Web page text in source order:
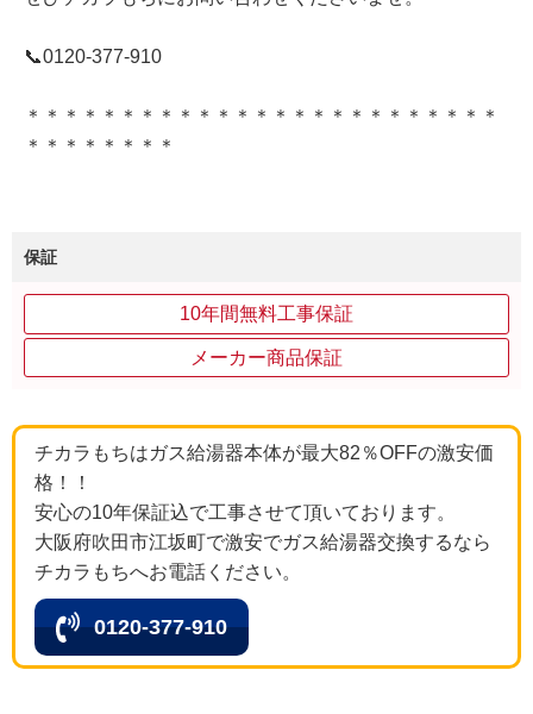
📞0120‐377‐910
＊＊＊＊＊＊＊＊＊＊＊＊＊＊＊＊＊＊＊＊＊＊＊＊＊
＊＊＊＊＊＊＊＊
保証
10年間無料工事保証
メーカー商品保証
チカラもちはガス給湯器本体が最大82％OFFの激安価
格！！
安心の10年保証込で工事させて頂いております。
大阪府吹田市江坂町で激安でガス給湯器交換するなら
チカラもちへお電話ください。
0120-377-910